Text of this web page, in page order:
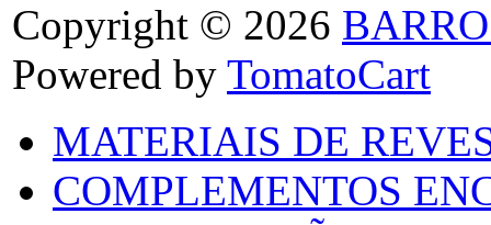
Copyright © 2026
Powered by TomatoCart
MATERIAIS DE
COMPLEMENTOS